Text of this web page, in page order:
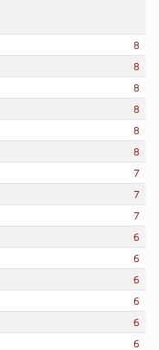
8
8
8
8
8
8
7
7
7
6
6
6
6
6
6